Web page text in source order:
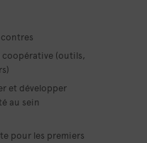
coopérative (outils,
et développer
au sein
pour les premiers